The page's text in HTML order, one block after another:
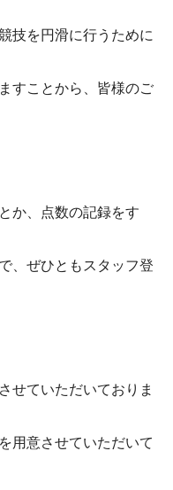
技を円滑に行うために
すことから、皆様のご
か、点数の記録をす
、ぜひともスタッフ登
せていただいておりま
用意させていただいて